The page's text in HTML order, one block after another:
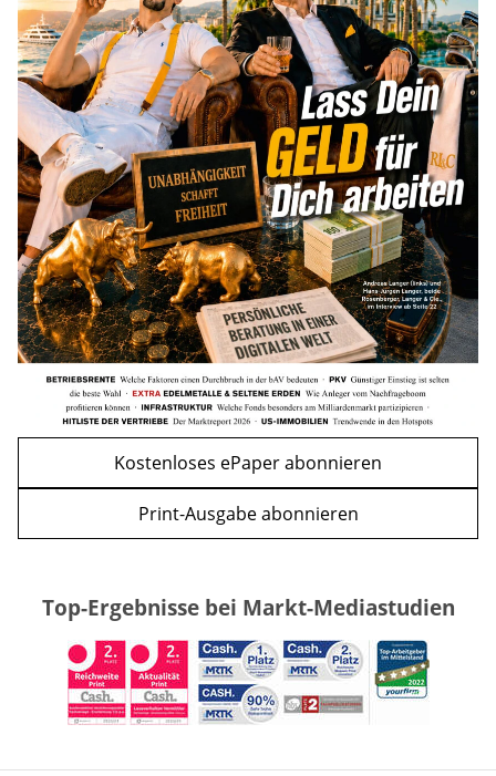
WEITERE ARTIKEL
zurückweiter
mehr
Mütterrente III Tabelle: So viel Renten-
Nachzahlung ist pro Kind möglich
mehr
Kostenloses ePaper abonnieren
Print-Ausgabe abonnieren
Top-Ergebnisse bei Markt-Mediastudien